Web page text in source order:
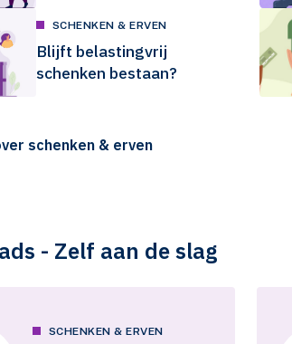
SCHENKEN & ERVEN
Blijft belastingvrij
schenken bestaan?
schenken & erven
- Zelf aan de slag
SCHENKEN & ERVEN